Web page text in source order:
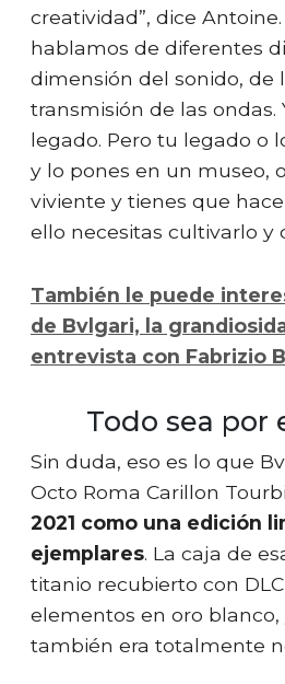
creatividad”, dice Antoine.
hablamos de diferentes
dimensión del sonido, de
transmisión de las ondas.
legado. Pero tu legado o
y lo pones en un museo,
viviente y tienes que
ello necesitas cultivarlo y
También le puede
de Bvlgari, la
entrevista con Fabrizio
Todo sea por
Sin duda, eso es lo que
Octo Roma Carillon
2021 como una edición
ejemplares. La caja de
titanio recubierto con
elementos en oro blanco,
también era totalmente